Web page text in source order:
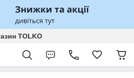
TOLKO